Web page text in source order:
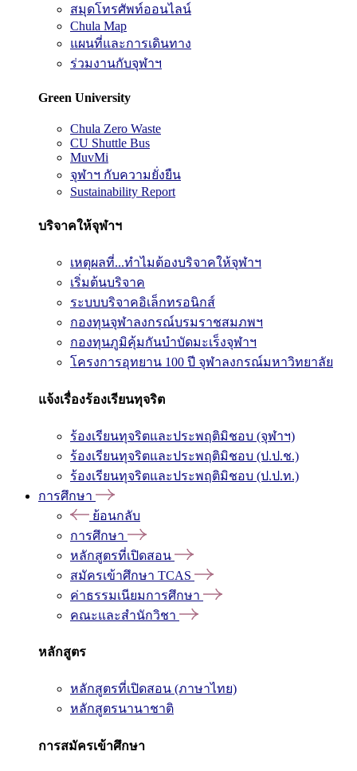
สมุดโทรศัพท์ออนไลน์
Chula Map
แผนที่และการเดินทาง
ร่วมงานกับจุฬาฯ
Green University
Chula Zero Waste
CU Shuttle Bus
MuvMi
จุฬาฯ กับความยั่งยืน
Sustainability Report
บริจาคให้จุฬาฯ
เหตุผลที่...ทำไมต้องบริจาคให้จุฬาฯ
เริ่มต้นบริจาค
ระบบบริจาคอิเล็กทรอนิกส์
กองทุนจุฬาลงกรณ์บรมราชสมภพฯ
กองทุนภูมิคุ้มกันบำบัดมะเร็งจุฬาฯ
โครงการอุทยาน 100 ปี จุฬาลงกรณ์มหาวิทยาลัย
แจ้งเรื่องร้องเรียนทุจริต
ร้องเรียนทุจริตและประพฤติมิชอบ (จุฬาฯ)
ร้องเรียนทุจริตและประพฤติมิชอบ (ป.ป.ช.)
ร้องเรียนทุจริตและประพฤติมิชอบ (ป.ป.ท.)
การศึกษา
ย้อนกลับ
การศึกษา
หลักสูตรที่เปิดสอน
สมัครเข้าศึกษา TCAS
ค่าธรรมเนียมการศึกษา
คณะและสำนักวิชา
หลักสูตร
หลักสูตรที่เปิดสอน (ภาษาไทย)
หลักสูตรนานาชาติ
การสมัครเข้าศึกษา